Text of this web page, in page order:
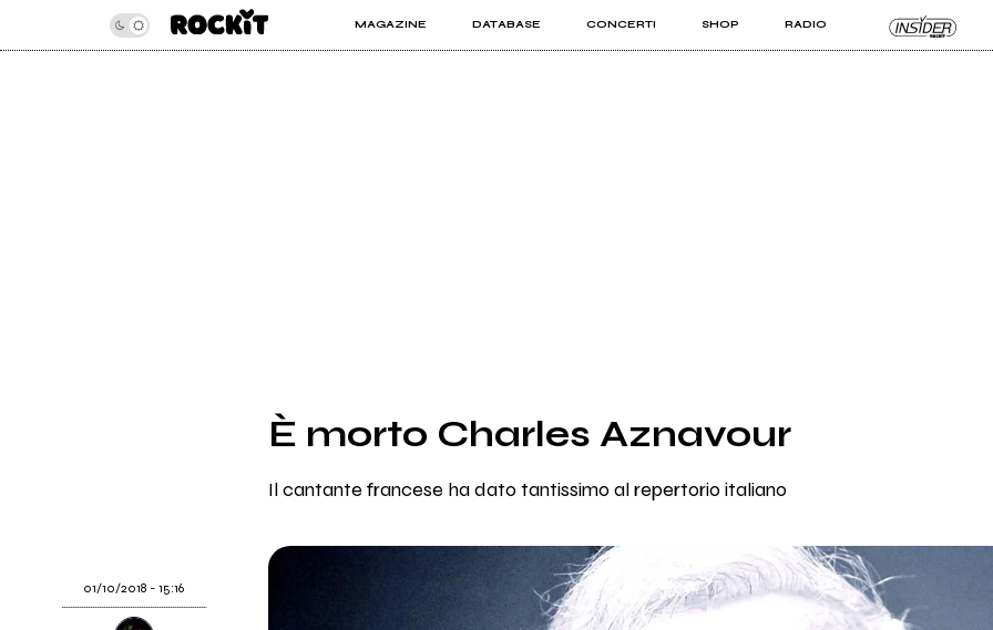
MAGAZINE DATABASE CONCERTI SHOP RADIO
INSIDER ROCKIT PRO
È morto Charles Aznavour
Il cantante francese ha dato tantissimo al repertorio italiano
01/10/2018 - 15:16